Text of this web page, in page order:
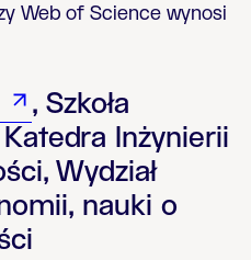
Web of Science wynosi
, Szkoła
Inżynierii
Wydział
nauki o